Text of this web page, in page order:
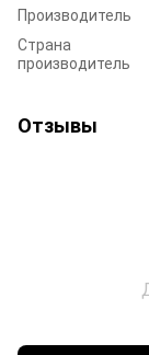
Производитель
Страна
производитель
Отзывы